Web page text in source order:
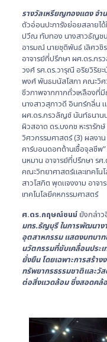
รางวัลเหรียญทองแดง จำ
ตัวอ่อนปะการังย่อยสลายได้
ปวีณ ทับทอง นางสาวธัญชน
อารมณ์ นายชุติพันธ์ เลิศว
อาจารย์ที่ปรึกษา ผศ.ดร.ภ
วงศ์ รศ.ดร.วารุณี อริยวิริย
พงศ์ พันธมนัสโสภา คณะวิศ
ชีวภาพจากกากถั่วเหลืองที่มี
นางสาวสุภาวดี อินทร์กลิ่น
ผศ.ดร.ภรวลัญช์ นันท์ธนาน
ผิวสอาด ดร.บงกช หะรารัก
วิศวกรรมศาสตร์ (3) ผลง
คาร์บอนดอทต้านเชื้อจุลชีพ”
นหมาน อาจารย์ที่ปรึกษา ร
คณะวิทยาศาสตร์และเทคโน
สาวโสภิต พุดแจงงาม อาจ
เทคโนโลยีคหกรรมศาสตร์
ศ.ดร.กฤษณ์ชนม์ยังกล่าว
มทร.ธัญบุรี ในการพัฒนา
อุตสาหกรรม แสดงบทบาท
นวัตกรรมที่ขับเคลื่อนประ
ยั่งยืน โดยเฉพาะการสร้าง
ทรัพยากรธรรมชาติและวั
ต่อสิ่งแวดล้อม ซึ่งสอดคล้